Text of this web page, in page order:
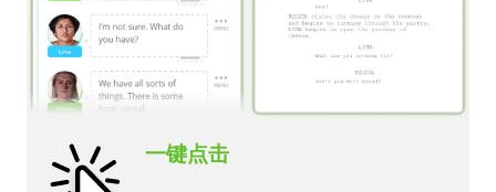
一键点击